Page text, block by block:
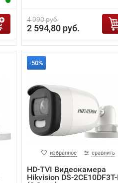
4 990 руб.
2 594,80 руб.
-50%
избранное сравнить
HD-TVI Видеокамера
Hikvision DS-